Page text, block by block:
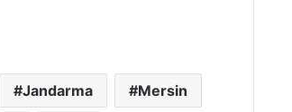
Jandarma Mersin